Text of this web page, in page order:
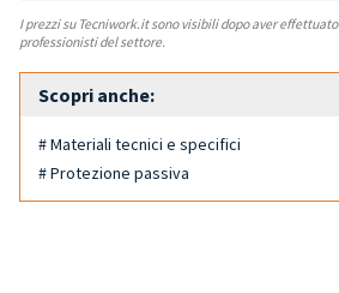
I prezzi su Tecniwork.it sono visibili dopo aver
professionisti del settore.
Scopri anche:
# Materiali tecnici e specifici
# Protezione passiva